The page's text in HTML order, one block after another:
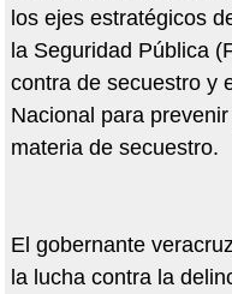
los ejes estratégicos
la Seguridad Pública
contra de secuestro y
Nacional para
materia de secuestro.
El gobernante
la lucha contra la